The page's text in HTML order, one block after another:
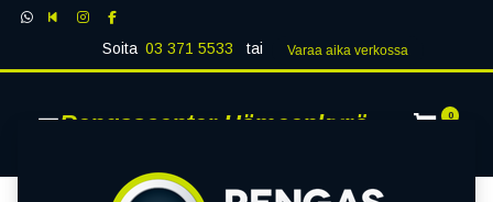
Soita 03 371 5533 tai Varaa aika verk​​​​ossa
Rengascenter Hämeenkyrö 0